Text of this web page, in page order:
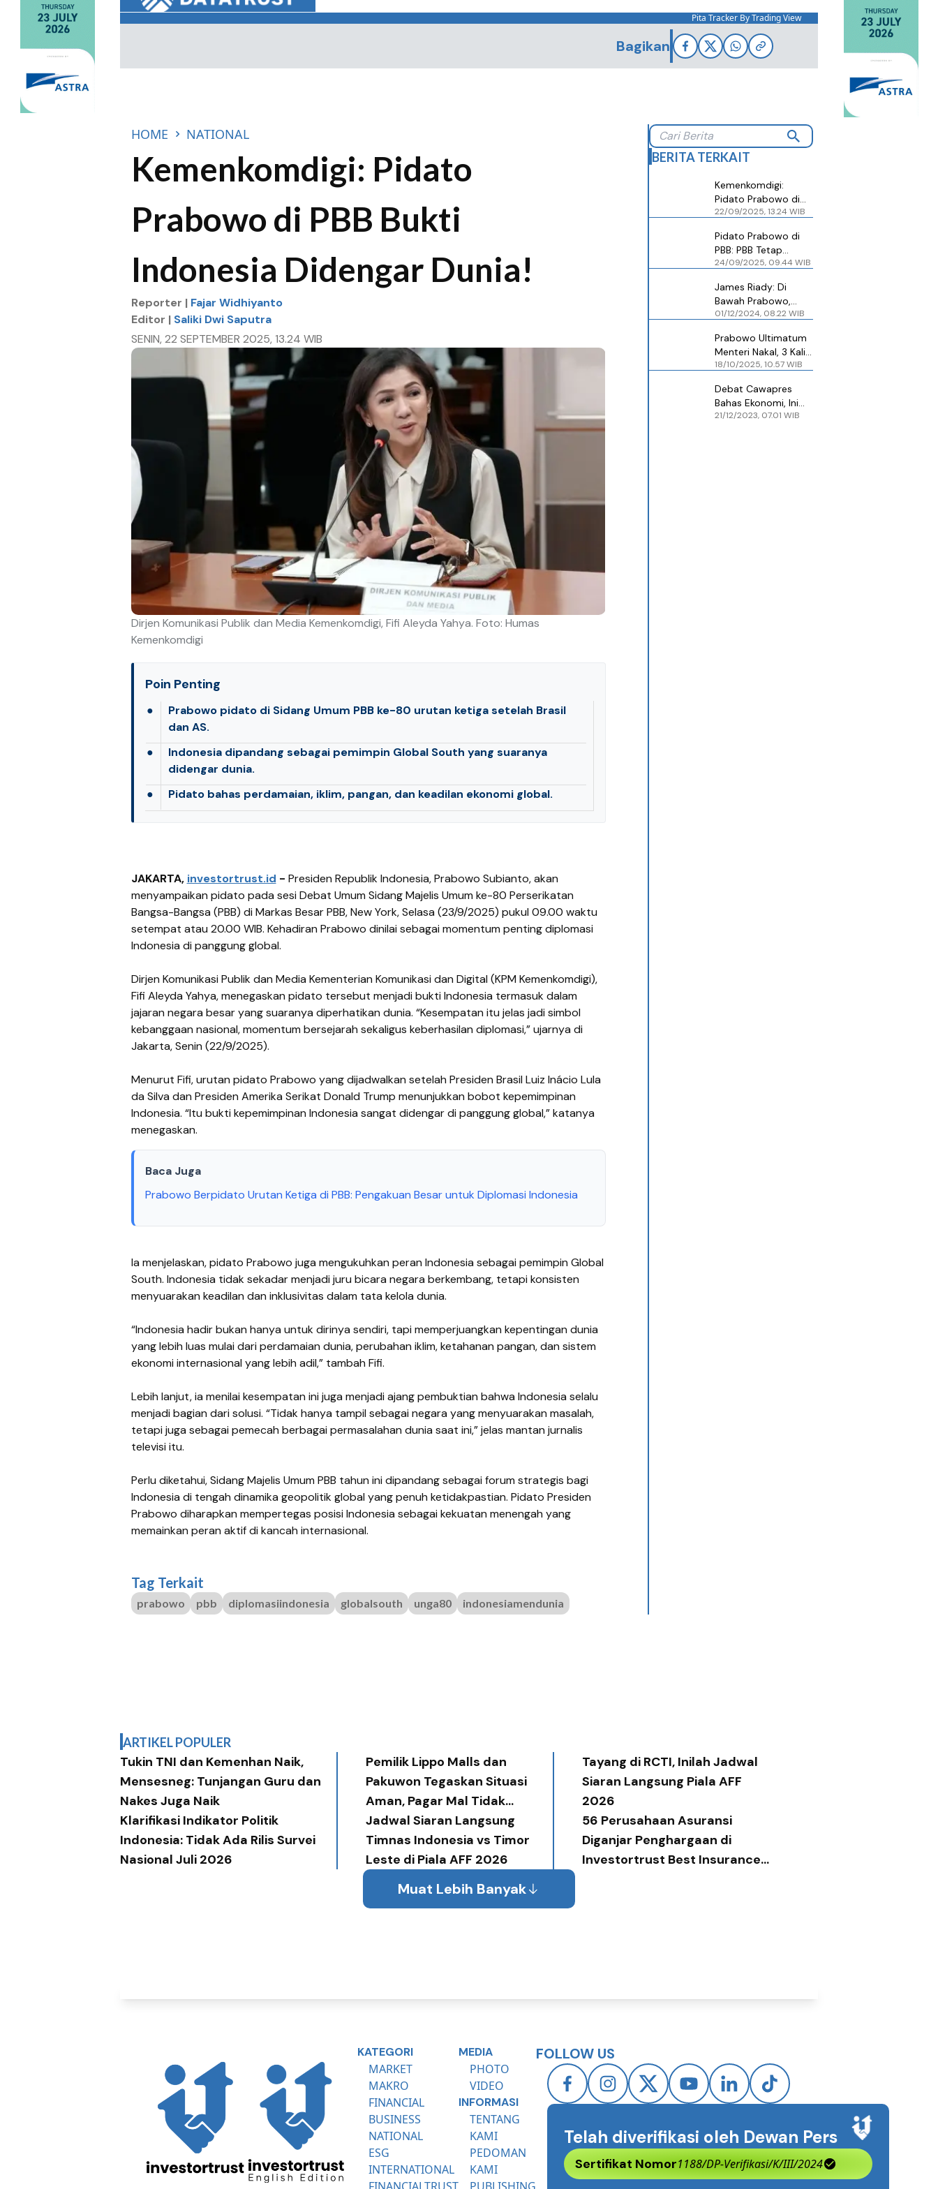
Pita Tracker By Trading View
Bagikan
HOME NATIONAL
Kemenkomdigi: Pidato
Prabowo di PBB Bukti
Indonesia Didengar Dunia!
Reporter | Fajar Widhiyanto
Editor | Saliki Dwi Saputra
SENIN, 22 SEPTEMBER 2025, 13.24 WIB
Dirjen Komunikasi Publik dan Media Kemenkomdigi, Fifi Aleyda Yahya. Foto: Humas
Kemenkomdigi
Poin Penting
●
Prabowo pidato di Sidang Umum PBB ke-80 urutan ketiga setelah Brasil
dan AS.
●
Indonesia dipandang sebagai pemimpin Global South yang suaranya
didengar dunia.
●
Pidato bahas perdamaian, iklim, pangan, dan keadilan ekonomi global.
JAKARTA, investortrust.id - Presiden Republik Indonesia, Prabowo Subianto, akan
menyampaikan pidato pada sesi Debat Umum Sidang Majelis Umum ke-80 Perserikatan
Bangsa-Bangsa (PBB) di Markas Besar PBB, New York, Selasa (23/9/2025) pukul 09.00 waktu
setempat atau 20.00 WIB. Kehadiran Prabowo dinilai sebagai momentum penting diplomasi
Indonesia di panggung global.
Dirjen Komunikasi Publik dan Media Kementerian Komunikasi dan Digital (KPM Kemenkomdigi),
Fifi Aleyda Yahya, menegaskan pidato tersebut menjadi bukti Indonesia termasuk dalam
jajaran negara besar yang suaranya diperhatikan dunia. “Kesempatan itu jelas jadi simbol
kebanggaan nasional, momentum bersejarah sekaligus keberhasilan diplomasi,” ujarnya di
Jakarta, Senin (22/9/2025).
Menurut Fifi, urutan pidato Prabowo yang dijadwalkan setelah Presiden Brasil Luiz Inácio Lula
da Silva dan Presiden Amerika Serikat Donald Trump menunjukkan bobot kepemimpinan
Indonesia. “Itu bukti kepemimpinan Indonesia sangat didengar di panggung global,” katanya
menegaskan.
Baca Juga
Prabowo Berpidato Urutan Ketiga di PBB: Pengakuan Besar untuk Diplomasi Indonesia
Ia menjelaskan, pidato Prabowo juga mengukuhkan peran Indonesia sebagai pemimpin Global
South. Indonesia tidak sekadar menjadi juru bicara negara berkembang, tetapi konsisten
menyuarakan keadilan dan inklusivitas dalam tata kelola dunia.
“Indonesia hadir bukan hanya untuk dirinya sendiri, tapi memperjuangkan kepentingan dunia
yang lebih luas mulai dari perdamaian dunia, perubahan iklim, ketahanan pangan, dan sistem
ekonomi internasional yang lebih adil,” tambah Fifi.
Lebih lanjut, ia menilai kesempatan ini juga menjadi ajang pembuktian bahwa Indonesia selalu
menjadi bagian dari solusi. “Tidak hanya tampil sebagai negara yang menyuarakan masalah,
tetapi juga sebagai pemecah berbagai permasalahan dunia saat ini,” jelas mantan jurnalis
televisi itu.
Perlu diketahui, Sidang Majelis Umum PBB tahun ini dipandang sebagai forum strategis bagi
Indonesia di tengah dinamika geopolitik global yang penuh ketidakpastian. Pidato Presiden
Prabowo diharapkan mempertegas posisi Indonesia sebagai kekuatan menengah yang
memainkan peran aktif di kancah internasional.
Tag Terkait
prabowo pbb diplomasiindonesia globalsouth unga80 indonesiamendunia
BERITA TERKAIT
Kemenkomdigi:
Pidato Prabowo di
PBB Bukti Indonesia
22/09/2025, 13.24 WIB
Pidato Prabowo di
PBB: PBB Tetap
Penting, Indonesia
Multilateral”
24/09/2025, 09.44 WIB
James Riady: Di
Bawah Prabowo,
Indonesia Kian
Negeri
01/12/2024, 08.22 WIB
Prabowo Ultimatum
Menteri Nakal, 3 Kali
Peringatan Tak
Reshuffle
18/10/2025, 10.57 WIB
Debat Cawapres
Bahas Ekonomi, Ini
yang Ingin Didengar
21/12/2023, 07.01 WIB
ARTIKEL POPULER
Tukin TNI dan Kemenhan Naik,
Mensesneg: Tunjangan Guru dan
Nakes Juga Naik
Pemilik Lippo Malls dan
Pakuwon Tegaskan Situasi
Aman, Pagar Mal Tidak
Diperlukan
Tayang di RCTI, Inilah Jadwal
Siaran Langsung Piala AFF
2026
Klarifikasi Indikator Politik
Indonesia: Tidak Ada Rilis Survei
Nasional Juli 2026
Jadwal Siaran Langsung
Timnas Indonesia vs Timor
Leste di Piala AFF 2026
56 Perusahaan Asuransi
Diganjar Penghargaan di
Investortrust Best Insurance
Muat Lebih Banyak
KATEGORI
MARKET
MAKRO
FINANCIAL
BUSINESS
NATIONAL
ESG
INTERNATIONAL
MEDIA
PHOTO
VIDEO
INFORMASI
TENTANG
KAMI
PEDOMAN
KAMI
FOLLOW US
Telah diverifikasi oleh Dewan Pers
Sertifikat Nomor1188/DP-Verifikasi/K/III/2024